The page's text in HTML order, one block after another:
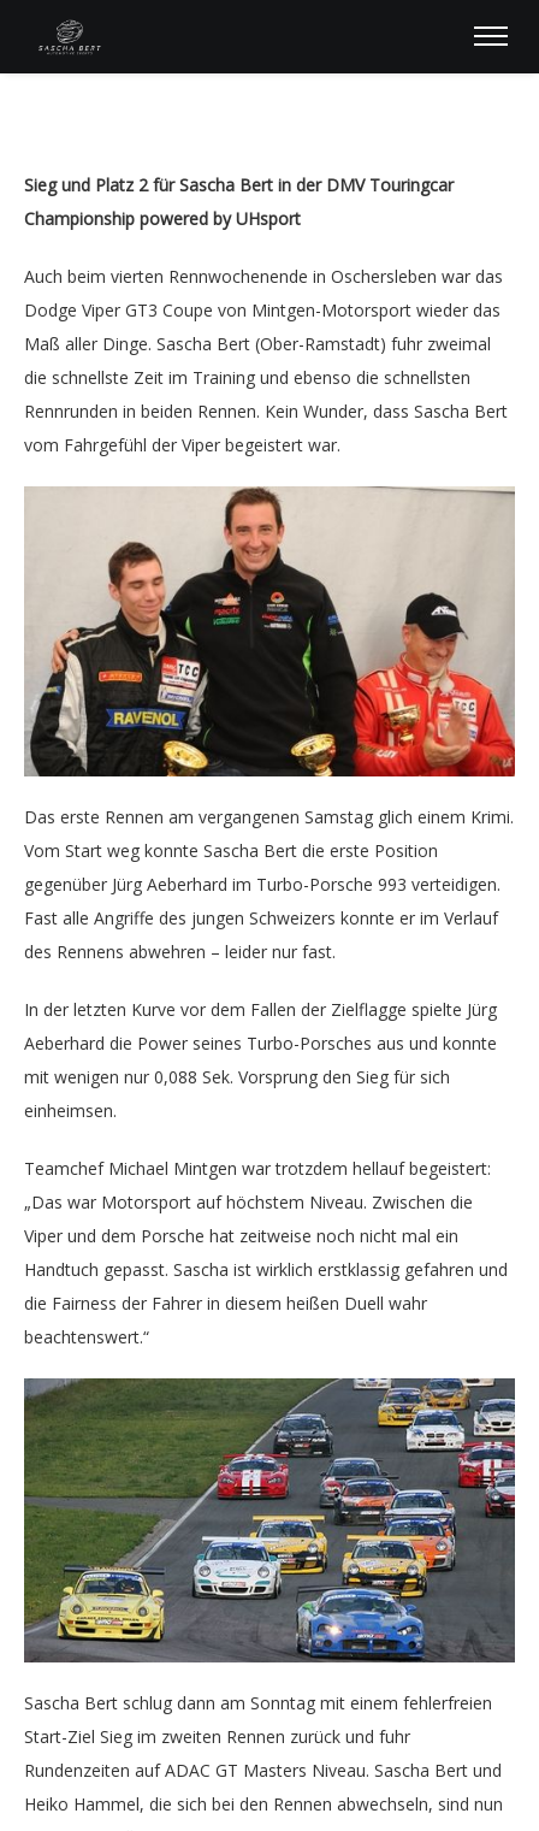
Sieg und Platz 2 für Sascha Bert in der DMV Touringcar
Championship powered by UHsport
Auch beim vierten Rennwochenende in Oschersleben war das
Dodge Viper GT3 Coupe von Mintgen-Motorsport wieder das
Maß aller Dinge. Sascha Bert (Ober-Ramstadt) fuhr zweimal
die schnellste Zeit im Training und ebenso die schnellsten
Rennrunden in beiden Rennen. Kein Wunder, dass Sascha Bert
vom Fahrgefühl der Viper begeistert war.
Das erste Rennen am vergangenen Samstag glich einem Krimi.
Vom Start weg konnte Sascha Bert die erste Position
gegenüber Jürg Aeberhard im Turbo-Porsche 993 verteidigen.
Fast alle Angriffe des jungen Schweizers konnte er im Verlauf
des Rennens abwehren – leider nur fast.
In der letzten Kurve vor dem Fallen der Zielflagge spielte Jürg
Aeberhard die Power seines Turbo-Porsches aus und konnte
mit wenigen nur 0,088 Sek. Vorsprung den Sieg für sich
einheimsen.
Teamchef Michael Mintgen war trotzdem hellauf begeistert:
„Das war Motorsport auf höchstem Niveau. Zwischen die
Viper und dem Porsche hat zeitweise noch nicht mal ein
Handtuch gepasst. Sascha ist wirklich erstklassig gefahren und
die Fairness der Fahrer in diesem heißen Duell wahr
beachtenswert.“
Sascha Bert schlug dann am Sonntag mit einem fehlerfreien
Start-Ziel Sieg im zweiten Rennen zurück und fuhr
Rundenzeiten auf ADAC GT Masters Niveau. Sascha Bert und
Heiko Hammel, die sich bei den Rennen abwechseln, sind nun